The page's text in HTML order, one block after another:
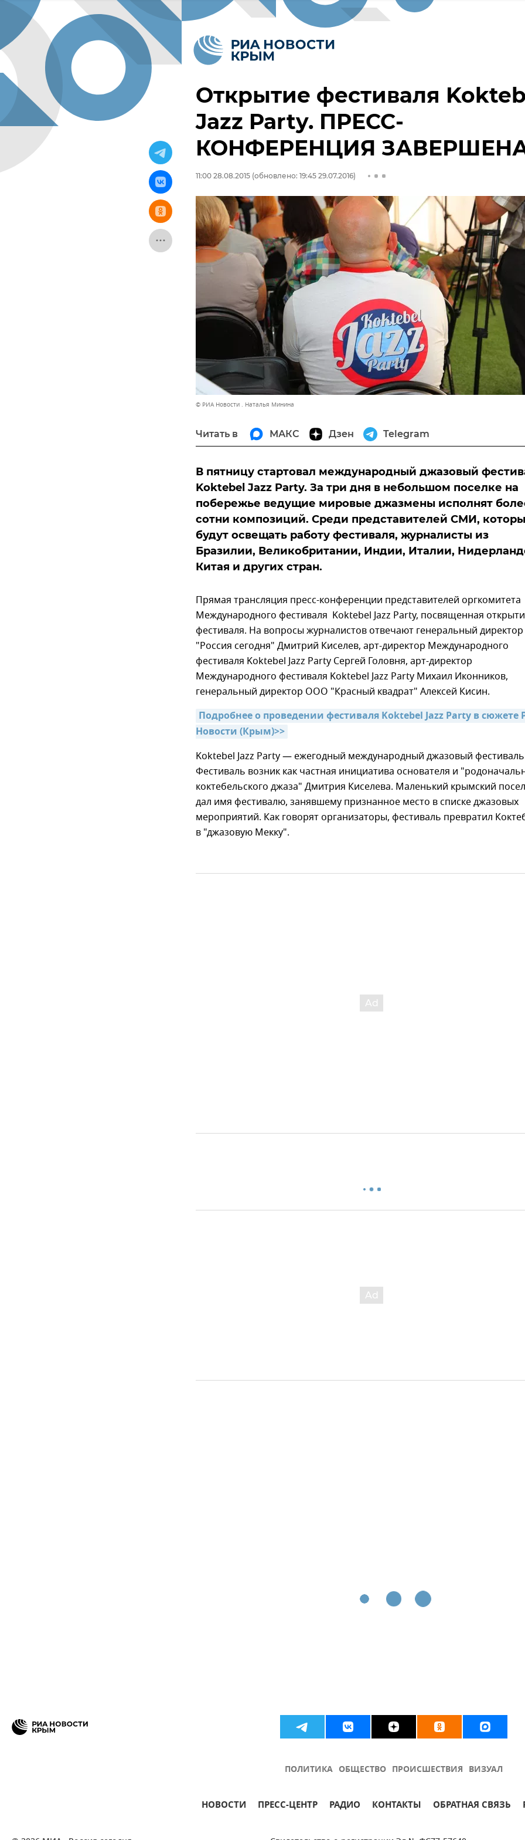
Открытие фестиваля
Jazz Party. ПРЕСС-
КОНФЕРЕНЦИЯ
11:00 28.08.2015 (обновлено: 19:45 29.07.2016)
© РИА Новости . Наталья Минина
Читать в МАКС Дзен Telegram
В пятницу стартовал международный джазовый
Koktebel Jazz Party. За три дня в небольшом поселке на
побережье ведущие мировые джазмены исполнят
сотни композиций. Среди представителей СМИ,
будут освещать работу фестиваля, журналисты из
Бразилии, Великобритании, Индии, Италии,
Китая и других стран.
Прямая трансляция пресс-конференции представителей оргкомитета
Международного фестиваля Koktebel Jazz Party, посвященная
фестиваля. На вопросы журналистов отвечают генеральный
"Россия сегодня" Дмитрий Киселев, арт-директор Международного
фестиваля Koktebel Jazz Party Сергей Головня, арт-директор
Международного фестиваля Koktebel Jazz Party Михаил Иконников,
генеральный директор ООО "Красный квадрат" Алексей Кисин.
Подробнее о проведении фестиваля Koktebel Jazz Party в сюжете
Новости (Крым)>>
Koktebel Jazz Party — ежегодный международный джазовый
Фестиваль возник как частная инициатива основателя и
коктебельского джаза" Дмитрия Киселева. Маленький крымский
дал имя фестивалю, занявшему признанное место в списке джазовых
мероприятий. Как говорят организаторы, фестиваль превратил
в "джазовую Мекку".
ПОЛИТИКА ОБЩЕСТВО ПРОИСШЕСТВИЯ ВИЗУАЛ
НОВОСТИ ПРЕСС-ЦЕНТР РАДИО КОНТАКТЫ ОБРАТНАЯ СВЯЗЬ